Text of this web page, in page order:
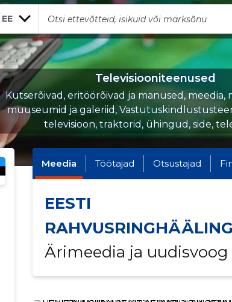
EE
Televisiooniteenused
Kutserõivad, eritöörõivad ja manused, meedia,
muuseumid ja galeriid,
televisioon, traktorid, ühingud, side,
Meedia Töötajad Otsustajad
EESTI
RAHVUSRINGHÄÄLING
Ärimeedia ja uudisvoog